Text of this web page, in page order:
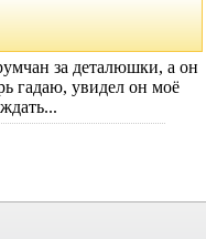
за деталюшки, а он
гадаю, увидел он моё